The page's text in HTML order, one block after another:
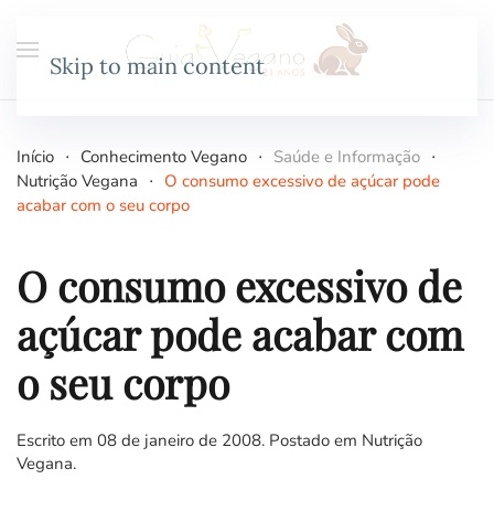
Skip to main content
Início Conhecimento Vegano
Saúde e Informação
Nutrição Vegana
O consumo excessivo de açúcar pode
acabar com o seu corpo
O consumo excessivo de
açúcar pode acabar com
o seu corpo
Escrito em 08 de janeiro de 2008. Postado em Nutrição
Vegana.